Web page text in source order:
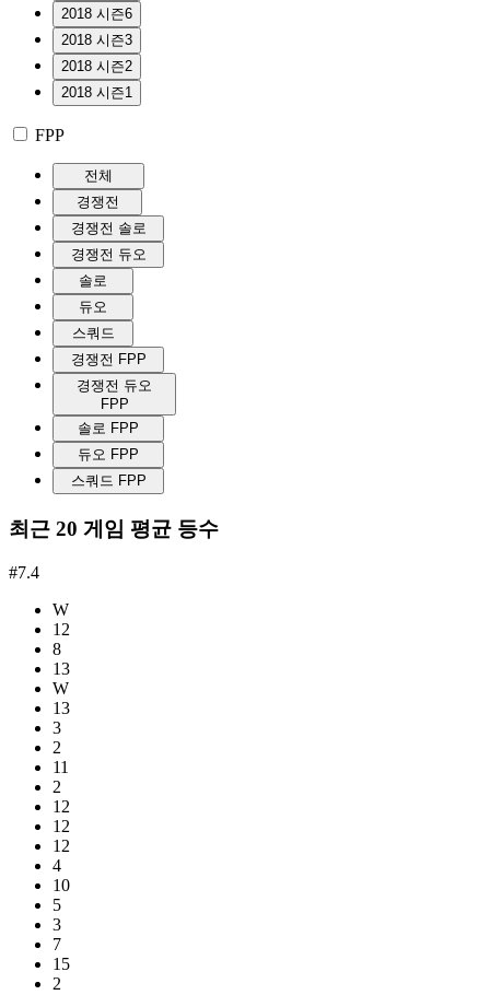
2018 시즌6
2018 시즌3
2018 시즌2
2018 시즌1
FPP
전체
경쟁전
경쟁전 솔로
경쟁전 듀오
솔로
듀오
스쿼드
경쟁전 FPP
경쟁전 듀오
FPP
솔로 FPP
듀오 FPP
스쿼드 FPP
최근 20 게임 평균 등수
#7.4
W
12
8
13
W
13
3
2
11
2
12
12
12
4
10
5
3
7
15
2